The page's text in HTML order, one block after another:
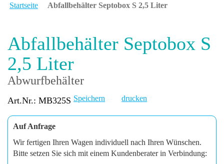
Startseite
Abfallbehälter Septobox S 2,5 Liter
Abfallbehälter Septobox S
2,5 Liter
Abwurfbehälter
Art.Nr.: MB325S Speichern drucken
Auf Anfrage
Wir fertigen Ihren Wagen individuell nach Ihren Wünschen.
Bitte setzen Sie sich mit einem Kundenberater in Verbindung: